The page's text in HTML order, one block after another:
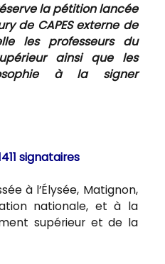
la pétition lancée
de CAPES externe de
les professeurs du
ainsi que les
à la signer
signataires
à l’Élysée, Matignon,
nationale, et à la
supérieur et de la